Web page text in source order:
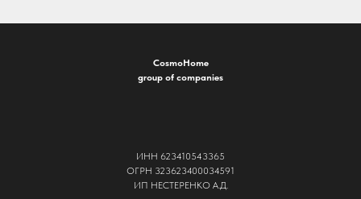
CosmoHome
group of companies
ИНН 623410543365
ОГРН 323623400034591
ИП НЕСТЕРЕНКО А.Д.